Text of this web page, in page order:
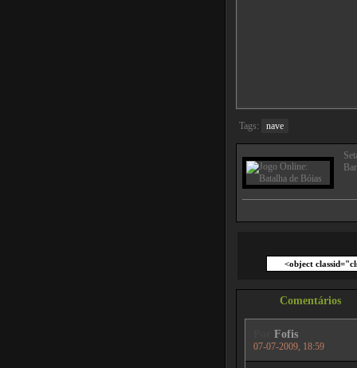
Tags: nave
Comentários
Fofis
07-07-2009, 18:59